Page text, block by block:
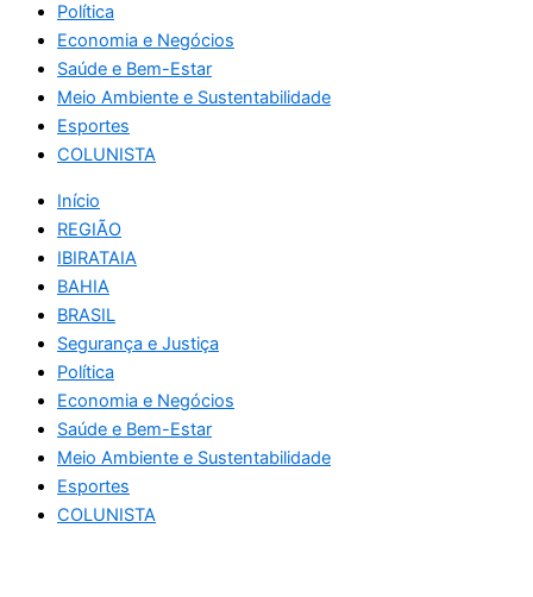
Política
Economia e Negócios
Saúde e Bem-Estar
Meio Ambiente e Sustentabilidade
Esportes
COLUNISTA
Início
REGIÃO
IBIRATAIA
BAHIA
BRASIL
Segurança e Justiça
Política
Economia e Negócios
Saúde e Bem-Estar
Meio Ambiente e Sustentabilidade
Esportes
COLUNISTA